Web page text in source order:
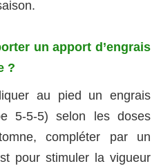
un apport d’engrais
?
au pied un engrais
5-5-5) selon les doses
compléter par un
pour stimuler la vigueur